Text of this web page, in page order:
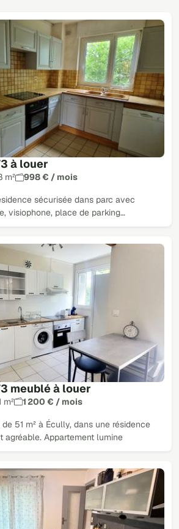
à louer
m² 998 € / mois
sécurisée dans parc avec
visiophone, place de parking…
meublé à louer
m² 1 200 € / mois
51 m² à Écully, dans une résidence
agréable. Appartement lumine